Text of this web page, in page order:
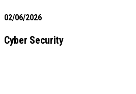
02/06/2026
Cyber Security